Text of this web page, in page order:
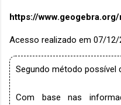
https://
Acesso realizado em 07/12/
Segundo método possível
Com base nas